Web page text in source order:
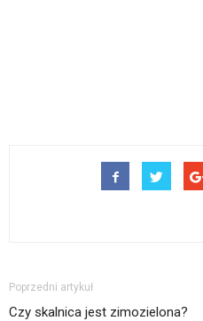
Poprzedni artykuł
Czy skalnica jest zimozielona?